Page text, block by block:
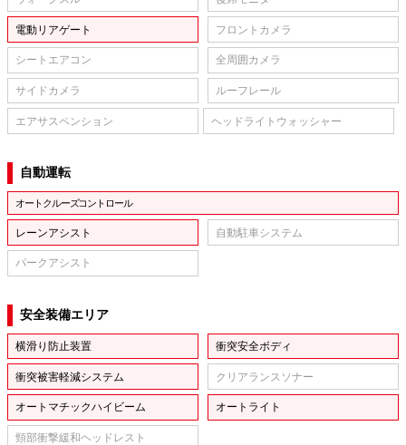
電動リアゲート フロントカメラ
シートエアコン 全周囲カメラ
サイドカメラ ルーフレール
エアサスペンション ヘッドライトウォッシャー
自動運転
オートクルーズコントロール
レーンアシスト 自動駐車システム
パークアシスト
安全装備エリア
横滑り防止装置 衝突安全ボディ
衝突被害軽減システム クリアランスソナー
オートマチックハイビーム オートライト
頸部衝撃緩和ヘッドレスト